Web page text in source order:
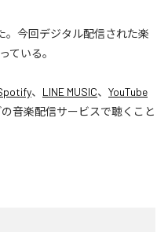
。今回デジタル配信された楽
ている。
、 LINE MUSIC、 YouTube
音楽配信サービスで聴くこと